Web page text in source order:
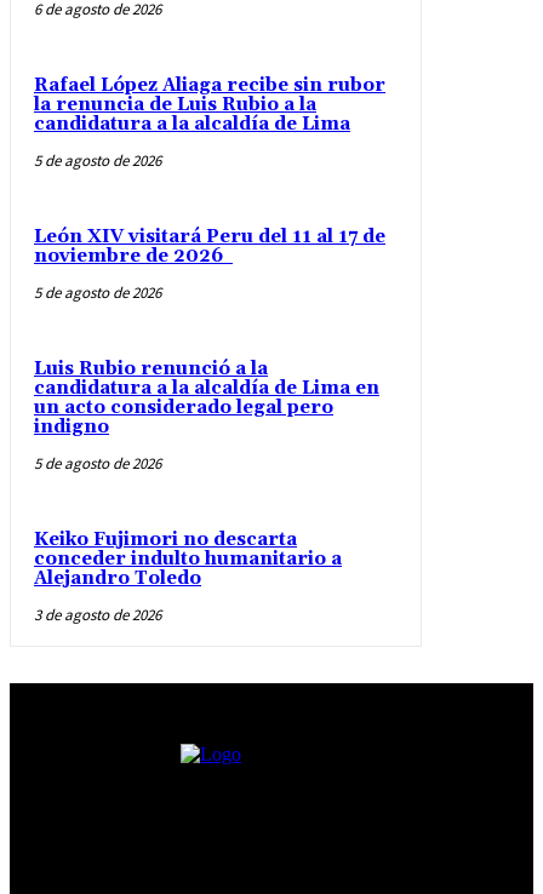
6 de agosto de 2026
Rafael López Aliaga recibe sin rubor
la renuncia de Luis Rubio a la
candidatura a la alcaldía de Lima
5 de agosto de 2026
León XIV visitará Peru del 11 al 17 de
noviembre de 2026
5 de agosto de 2026
Luis Rubio renunció a la
candidatura a la alcaldía de Lima en
un acto considerado legal pero
indigno
5 de agosto de 2026
Keiko Fujimori no descarta
conceder indulto humanitario a
Alejandro Toledo
3 de agosto de 2026